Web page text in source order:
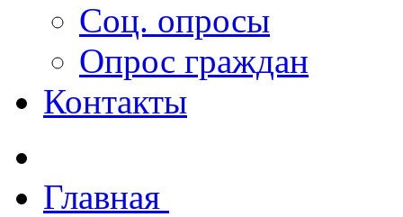
Соц. опросы
Опрос граждан
Контакты
Главная